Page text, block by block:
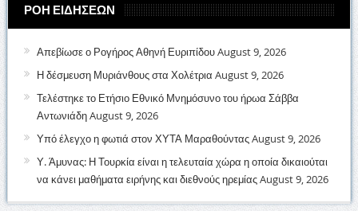
ΡΟΗ ΕΙΔΗΣΕΩΝ
Απεβίωσε ο Ρογήρος Αθηνή ΕυριπίδουAugust 9, 2026
Η δέσμευση Μυριάνθους στα Χολέτρια August 9, 2026
Τελέστηκε το Ετήσιο Εθνικό Μνημόσυνο του ήρωα Σάββα
ΑντωνιάδηAugust 9, 2026
Υπό έλεγχο η φωτιά στον ΧΥΤΑ ΜαραθούνταςAugust 9, 2026
Υ. Άμυνας: Η Τουρκία είναι η τελευταία χώρα η οποία δικαιούται
να κάνει μαθήματα ειρήνης και διεθνούς ηρεμίαςAugust 9, 2026